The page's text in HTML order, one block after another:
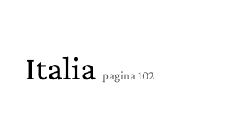
Italia pagina 102